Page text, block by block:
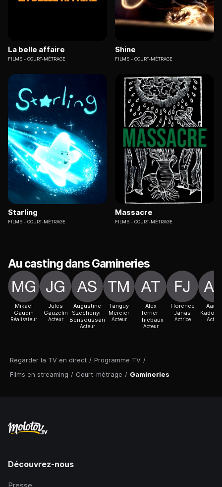
Regarder la TV en direct / Programme TV /
Films en streaming / Court-métrage / Gamineries
La belle affaire
FILMS COURT-MÉTRAGE
Shine
FILMS COURT-MÉTRAGE
Starling
FILMS COURT-MÉTRAGE
Massacre
FILMS COURT-MÉTRAGE
Au casting dans Gamineries
Mikaël
Gaudin
Réalisateur
Jules
Gauzelin
Acteur
Augustine
Szechenyi-
Bensoussan
Acteur
Tanguy
Mercier
Acteur
Alex
Terrier-
Thiebaux
Acteur
Florence
Janas
Actrice
Aaron
Acteur
Découvrez-nous